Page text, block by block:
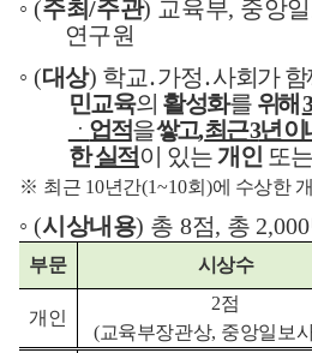
◦ (주최/주관) 교육부, 중앙
연구원
◦ (대상) 학교․가정․사회가
민교육의 활성화를 위해 3
ㆍ 업적을쌓고,최근3년 이
한실적이 있는개인 또는
※ 최근 10년간(1~10회 )에 수상한
◦ (시상내용) 총 8점, 총 2,000
부문 시상수
개인
2점
(교육부장관상, 중앙일보